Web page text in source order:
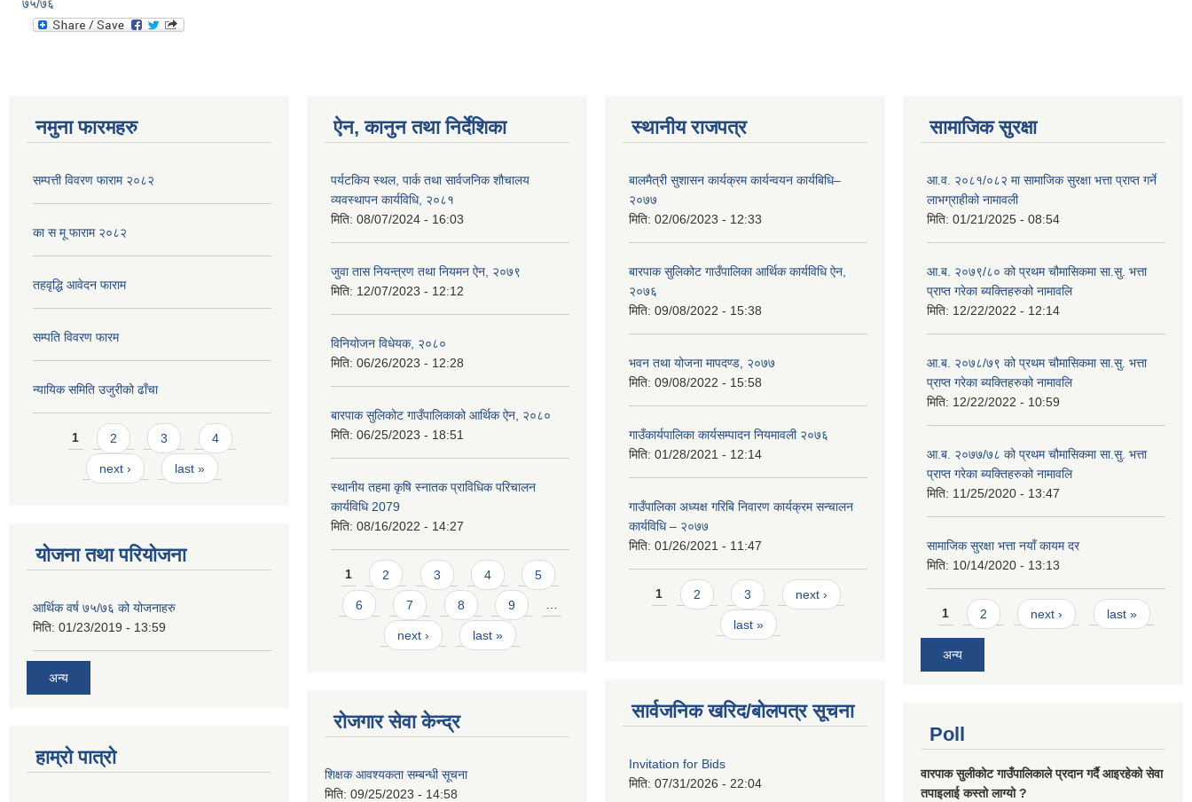
७५/७६
नमुना फारमहरु
सम्पत्ती विवरण फाराम २०८२
का स मू फाराम २०८२
तहवृद्धि आवेदन फाराम
सम्पति विवरण फारम
न्यायिक समिति उजुरीको ढाँचा
Pages
1 2 3 4
next › last »
योजना तथा परियोजना
आर्थिक वर्ष ७५/७६ को योजनाहरु
मिति: 01/23/2019 - 13:59
अन्य
हाम्रो पात्रो
ऐन, कानुन तथा निर्देशिका
पर्यटकिय स्थल, पार्क तथा सार्वजनिक शौचालय
व्यवस्थापन कार्यविधि, २०८१
मिति: 08/07/2024 - 16:03
जुवा तास नियन्त्रण तथा नियमन ऐन, २०७९
मिति: 12/07/2023 - 12:12
विनियोजन विधेयक, २०८०
मिति: 06/26/2023 - 12:28
बारपाक सुलिकोट गाउँपालिकाको आर्थिक ऐन, २०८०
मिति: 06/25/2023 - 18:51
स्थानीय तहमा कृषि स्नातक प्राविधिक परिचालन
कार्यविधि 2079
मिति: 08/16/2022 - 14:27
Pages
1 2 3 4 5
6 7 8 9 …
next › last »
रोजगार सेवा केन्द्र
शिक्षक आवश्यकता सम्बन्धी सूचना
मिति: 09/25/2023 - 14:58
स्थानीय राजपत्र
बालमैत्री सुशासन कार्यक्रम कार्यन्वयन कार्यबिधि–
२०७७
मिति: 02/06/2023 - 12:33
बारपाक सुलिकोट गाउँपालिका आर्थिक कार्यविधि ऐन,
२०७६
मिति: 09/08/2022 - 15:38
भवन तथा योजना मापदण्ड, २०७७
मिति: 09/08/2022 - 15:58
गाउँकार्यपालिका कार्यसम्पादन नियमावली २०७६
मिति: 01/28/2021 - 12:14
गाउँपालिका अध्यक्ष गरिबि निवारण कार्यक्रम सन्चालन
कार्यविधि – २०७७
मिति: 01/26/2021 - 11:47
Pages
1 2 3 next ›
last »
सार्वजनिक खरिद/बोलपत्र सूचना
Invitation for Bids
मिति: 07/31/2026 - 22:04
सामाजिक सुरक्षा
आ.व. २०८१/०८२ मा सामाजिक सुरक्षा भत्ता प्राप्त गर्ने
लाभग्राहीको नामावली
मिति: 01/21/2025 - 08:54
आ.ब. २०७९/८० को प्रथम चौमासिकमा सा.सु. भत्ता
प्राप्त गरेका ब्यक्तिहरुको नामावलि
मिति: 12/22/2022 - 12:14
आ.ब. २०७८/७९ को प्रथम चौमासिकमा सा.सु. भत्ता
प्राप्त गरेका ब्यक्तिहरुको नामावलि
मिति: 12/22/2022 - 10:59
आ.ब. २०७७/७८ को प्रथम चौमासिकमा सा.सु. भत्ता
प्राप्त गरेका ब्यक्तिहरुको नामावलि
मिति: 11/25/2020 - 13:47
सामाजिक सुरक्षा भत्ता नयाँ कायम दर
मिति: 10/14/2020 - 13:13
Pages
1 2 next › last »
अन्य
Poll
वारपाक सुलीकोट गाउँपालिकाले प्रदान गर्दै आइरहेको सेवा
तपाइलाई कस्तो लाग्यो ?